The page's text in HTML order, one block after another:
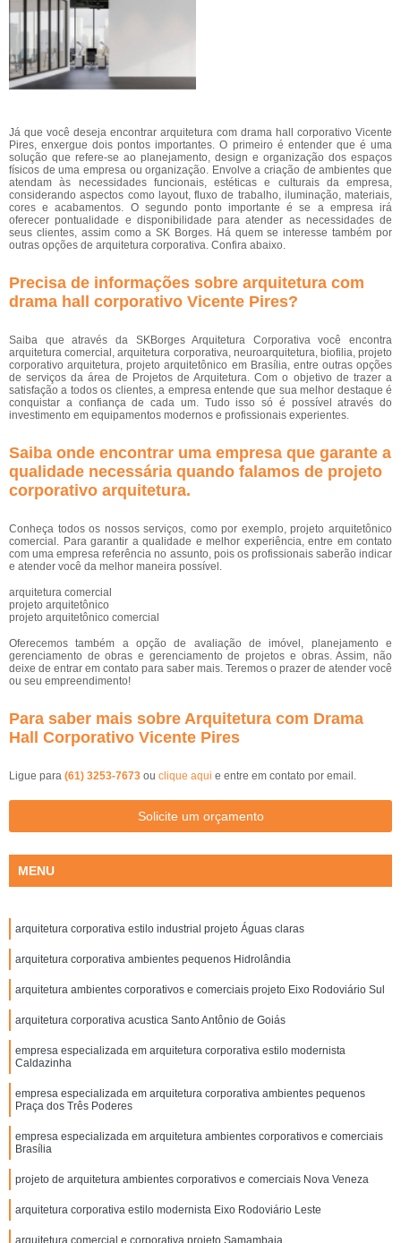
Já que você deseja encontrar arquitetura com drama hall corporativo Vicente
Pires, enxergue dois pontos importantes. O primeiro é entender que é uma
solução que refere-se ao planejamento, design e organização dos espaços
físicos de uma empresa ou organização. Envolve a criação de ambientes que
atendam às necessidades funcionais, estéticas e culturais da empresa,
considerando aspectos como layout, fluxo de trabalho, iluminação, materiais,
cores e acabamentos. O segundo ponto importante é se a empresa irá
oferecer pontualidade e disponibilidade para atender as necessidades de
seus clientes, assim como a SK Borges. Há quem se interesse também por
outras opções de arquitetura corporativa. Confira abaixo.
Precisa de informações sobre arquitetura com
drama hall corporativo Vicente Pires?
Saiba que através da SKBorges Arquitetura Corporativa você encontra
arquitetura comercial, arquitetura corporativa, neuroarquitetura, biofilia, projeto
corporativo arquitetura, projeto arquitetônico em Brasília, entre outras opções
de serviços da área de Projetos de Arquitetura. Com o objetivo de trazer a
satisfação a todos os clientes, a empresa entende que sua melhor destaque é
conquistar a confiança de cada um. Tudo isso só é possível através do
investimento em equipamentos modernos e profissionais experientes.
Saiba onde encontrar uma empresa que garante a
qualidade necessária quando falamos de projeto
corporativo arquitetura.
Conheça todos os nossos serviços, como por exemplo, projeto arquitetônico
comercial. Para garantir a qualidade e melhor experiência, entre em contato
com uma empresa referência no assunto, pois os profissionais saberão indicar
e atender você da melhor maneira possível.
arquitetura comercial
projeto arquitetônico
projeto arquitetônico comercial
Oferecemos também a opção de avaliação de imóvel, planejamento e
gerenciamento de obras e gerenciamento de projetos e obras. Assim, não
deixe de entrar em contato para saber mais. Teremos o prazer de atender você
ou seu empreendimento!
Para saber mais sobre Arquitetura com Drama
Hall Corporativo Vicente Pires
Ligue para (61) 3253-7673 ou clique aqui e entre em contato por email.
Solicite um orçamento
MENU
arquitetura corporativa estilo industrial projeto Águas claras
arquitetura corporativa ambientes pequenos Hidrolândia
arquitetura ambientes corporativos e comerciais projeto Eixo Rodoviário Sul
arquitetura corporativa acustica Santo Antônio de Goiás
empresa especializada em arquitetura corporativa estilo modernista
Caldazinha
empresa especializada em arquitetura corporativa ambientes pequenos
Praça dos Três Poderes
empresa especializada em arquitetura ambientes corporativos e comerciais
Brasília
projeto de arquitetura ambientes corporativos e comerciais Nova Veneza
arquitetura corporativa estilo modernista Eixo Rodoviário Leste
arquitetura comercial e corporativa projeto Samambaia